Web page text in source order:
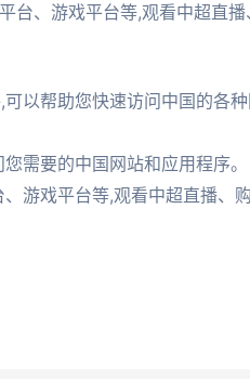
台、游戏平台等,观看中超直
以帮助您快速访问中国的各
需要的中国网站和应用程序。
游戏平台等,观看中超直播、